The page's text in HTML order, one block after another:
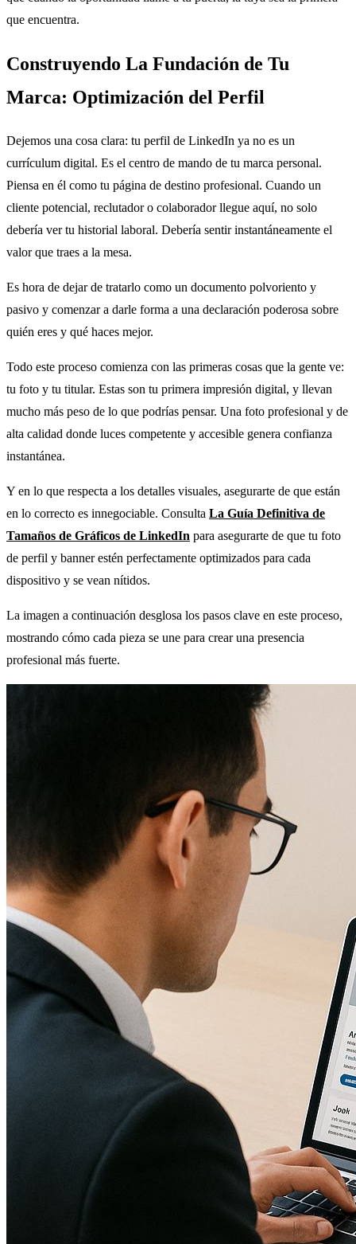
que encuentra.
Construyendo La Fundación de Tu
Marca: Optimización del Perfil
Dejemos una cosa clara: tu perfil de LinkedIn ya no es un
currículum digital. Es el centro de mando de tu marca personal.
Piensa en él como tu página de destino profesional. Cuando un
cliente potencial, reclutador o colaborador llegue aquí, no solo
debería ver tu historial laboral. Debería sentir instantáneamente el
valor que traes a la mesa.
Es hora de dejar de tratarlo como un documento polvoriento y
pasivo y comenzar a darle forma a una declaración poderosa sobre
quién eres y qué haces mejor.
Todo este proceso comienza con las primeras cosas que la gente ve:
tu foto y tu titular. Estas son tu primera impresión digital, y llevan
mucho más peso de lo que podrías pensar. Una foto profesional y de
alta calidad donde luces competente y accesible genera confianza
instantánea.
Y en lo que respecta a los detalles visuales, asegurarte de que están
en lo correcto es innegociable. Consulta La Guía Definitiva de
Tamaños de Gráficos de LinkedIn para asegurarte de que tu foto
de perfil y banner estén perfectamente optimizados para cada
dispositivo y se vean nítidos.
La imagen a continuación desglosa los pasos clave en este proceso,
mostrando cómo cada pieza se une para crear una presencia
profesional más fuerte.